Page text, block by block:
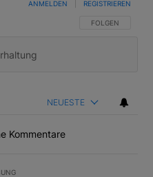
FOLGE DIESER
FOLGEN
ANMELDEN REGISTRIEREN
NEUESTE
Kommentare